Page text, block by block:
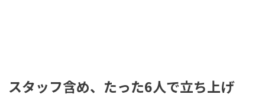
スタッフ含め、たった6人で立ち上げ